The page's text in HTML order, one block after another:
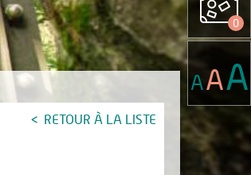
RETOUR À LA LISTE
0
AAA